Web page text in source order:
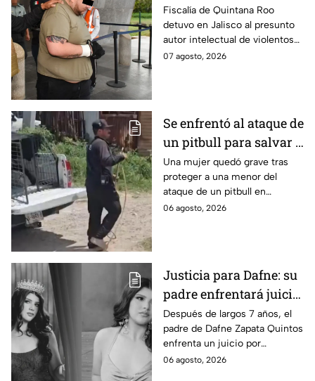
prioritario en Playa del
Carmen
Fiscalía de Quintana Roo
detuvo en Jalisco al presunto
autor intelectual de violentos
ataques en fraccionamientos
07 agosto, 2026
Se enfrentó al ataque de
un pitbull para salvar a
una menor; hoy lucha
por su vida en Zapopan
Una mujer quedó grave tras
proteger a una menor del
ataque de un pitbull en
Zapopan; la víctima sufrió
06 agosto, 2026
Justicia para Dafne: su
padre enfrentará juicio
por presunto abuso
cometido en 2019 en
Tamaulipas
Después de largos 7 años, el
padre de Dafne Zapata Quintos
enfrenta un juicio por
presuntamente abusar de la
06 agosto, 2026